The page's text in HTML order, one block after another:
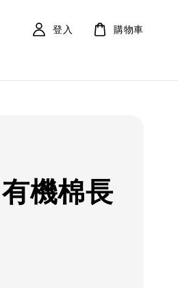
登入 購物車
機棉長